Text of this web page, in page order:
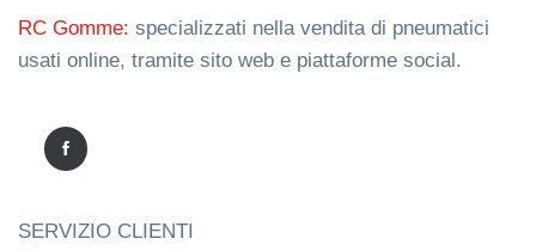
RC Gomme: specializzati nella vendita di pneumatici
usati online, tramite sito web e piattaforme social.
SERVIZIO CLIENTI